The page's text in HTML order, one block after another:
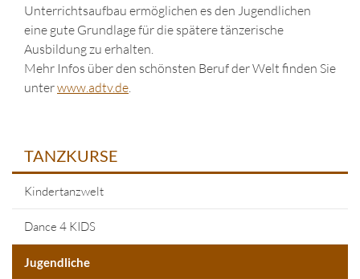
Unterrichtsaufbau ermöglichen es den Jugendlichen
eine gute Grundlage für die spätere tänzerische
Ausbildung zu erhalten.
Mehr Infos über den schönsten Beruf der Welt finden Sie
unterwww.adtv.de
TANZKURSE
Kindertanzwelt
Dance 4 KIDS
Jugendliche